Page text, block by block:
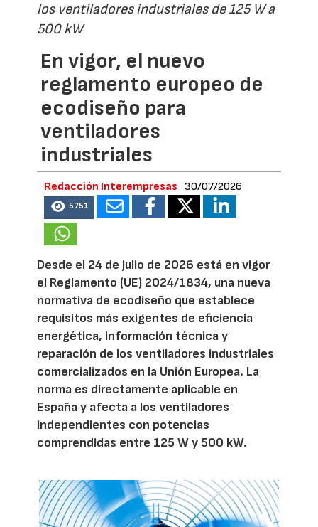
los ventiladores industriales de 125 W a
500 kW
En vigor, el nuevo
reglamento europeo de
ecodiseño para
ventiladores
industriales
Redacción Interempresas 30/07/2026
5751
Desde el 24 de julio de 2026 está en vigor
el Reglamento (UE) 2024/1834, una nueva
normativa de ecodiseño que establece
requisitos más exigentes de eficiencia
energética, información técnica y
reparación de los ventiladores industriales
comercializados en la Unión Europea. La
norma es directamente aplicable en
España y afecta a los ventiladores
independientes con potencias
comprendidas entre 125 W y 500 kW.